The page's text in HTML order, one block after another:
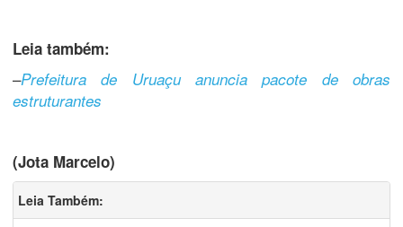
Leia também:
–Prefeitura de Uruaçu anuncia pacote de obras
estruturantes
(Jota Marcelo)
Leia Também: